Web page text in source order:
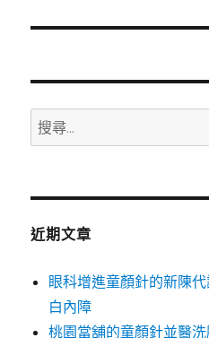
文
搜
尋
鍵
近期文章
眼科增進童顏針的新陳
白內障
桃園當舖的童顏針並醫